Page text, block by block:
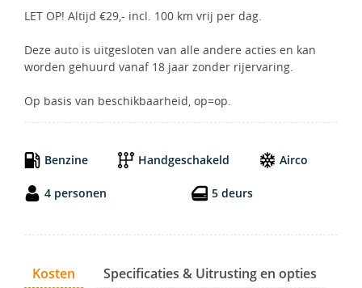
LET OP! Altijd €29,- incl. 100 km vrij per dag.
Deze auto is uitgesloten van alle andere acties en kan
worden gehuurd vanaf 18 jaar zonder rijervaring.
Op basis van beschikbaarheid, op=op.
Benzine Handgeschakeld Airco
4 personen 5 deurs
Kosten Specificaties & Uitrusting en opties